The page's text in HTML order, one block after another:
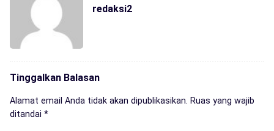
redaksi2
Tinggalkan Balasan
Alamat email Anda tidak akan dipublikasikan.
Ruas yang wajib
ditandai *